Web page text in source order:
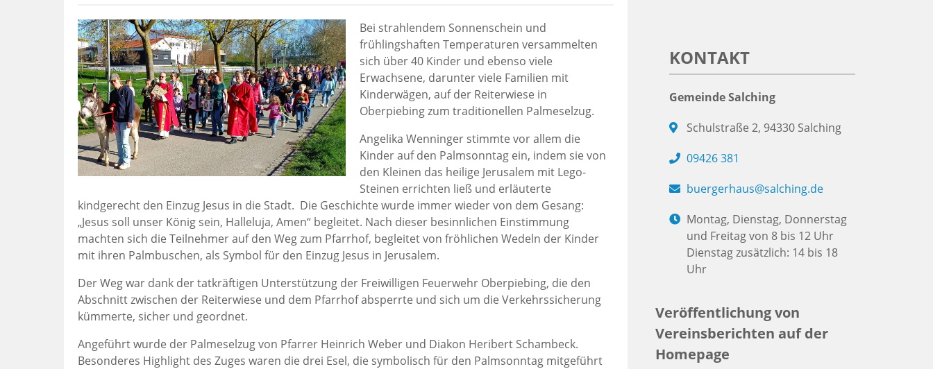
Bei strahlendem Sonnenschein und
frühlingshaften Temperaturen versammelten
sich über 40 Kinder und ebenso viele
Erwachsene, darunter viele Familien mit
Kinderwägen, auf der Reiterwiese in
Oberpiebing zum traditionellen Palmeselzug.
Angelika Wenninger stimmte vor allem die
Kinder auf den Palmsonntag ein, indem sie von
den Kleinen das heilige Jerusalem mit Lego-
Steinen errichten ließ und erläuterte
kindgerecht den Einzug Jesus in die Stadt. Die Geschichte wurde immer wieder von dem Gesang:
„Jesus soll unser König sein, Halleluja, Amen“ begleitet. Nach dieser besinnlichen Einstimmung
machten sich die Teilnehmer auf den Weg zum Pfarrhof, begleitet von fröhlichen Wedeln der Kinder
mit ihren Palmbuschen, als Symbol für den Einzug Jesus in Jerusalem.
Der Weg war dank der tatkräftigen Unterstützung der Freiwilligen Feuerwehr Oberpiebing, die den
Abschnitt zwischen der Reiterwiese und dem Pfarrhof absperrte und sich um die Verkehrssicherung
kümmerte, sicher und geordnet.
Angeführt wurde der Palmeselzug von Pfarrer Heinrich Weber und Diakon Heribert Schambeck.
Besonderes Highlight des Zuges waren die drei Esel, die symbolisch für den Palmsonntag mitgeführt
KONTAKT
Gemeinde Salching
Schulstraße 2, 94330 Salching
09426 381
buergerhaus@salching.de
Montag, Dienstag, Donnerstag
und Freitag von 8 bis 12 Uhr
Dienstag zusätzlich: 14 bis 18
Uhr
Veröffentlichung von
Vereinsberichten auf der
Homepage